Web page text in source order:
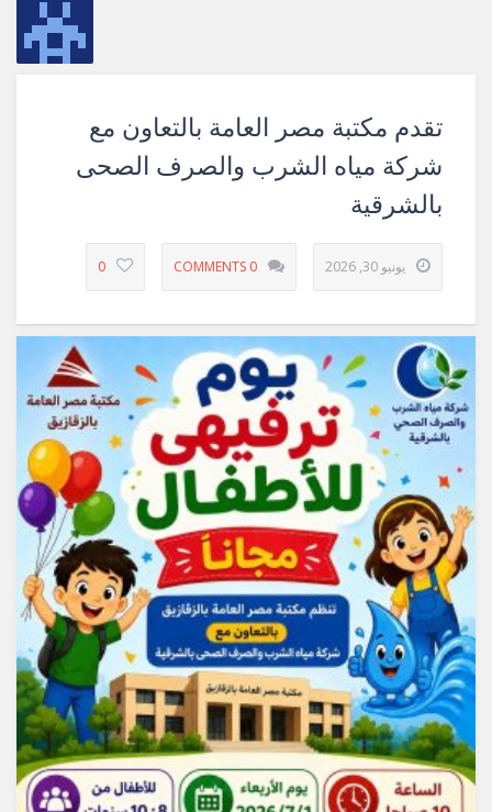
تقدم مكتبة مصر العامة بالتعاون مع
شركة مياه الشرب والصرف الصحى
بالشرقية
يونيو 30, 2026 0 COMMENTS
0